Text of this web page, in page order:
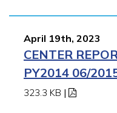
April 19th, 2023
CENTER
PY2014 06/
323.3 KB |